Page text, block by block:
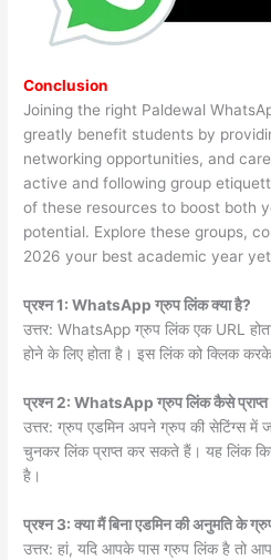
Conclusion
Joining the right Paldewal
greatly benefit students by
networking opportunities, and
active and following group
of these resources to boost both
potential. Explore these groups,
2026 your best academic year
प्रश्न 1: WhatsApp ग्रुप लिंक क्या है?
उत्तर: WhatsApp ग्रुप लिंक एक URL
होने के लिए होता है। इस लिंक को क्लिक
प्रश्न 2: WhatsApp ग्रुप लिंक कैसे प्राप्त
उत्तर: ग्रुप एडमिन अपने ग्रुप की सेटिंग्स में
चुनकर लिंक प्राप्त कर सकते हैं। यह लिंक
है।
प्रश्न 3: क्या मैं बिना एडमिन की अनुमति के
उत्तर: हां, यदि आपके पास ग्रुप लिंक है तो